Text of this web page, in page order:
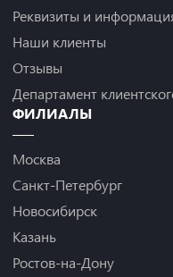
Реквизиты и
Наши клиенты
Отзывы
Департамент
ФИЛИАЛЫ
Москва
Санкт-Петербург
Новосибирск
Казань
Ростов-на-Дону